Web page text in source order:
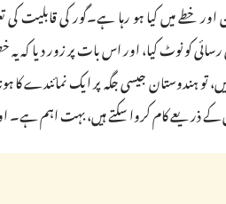
کو نوٹ کیا، اور اس بات پر زور دیا
ہندوستان جیسی جگہ پر ایک نمائندے
ذریعے کام کروا سکتے ہیں، بہت اہم ہے۔